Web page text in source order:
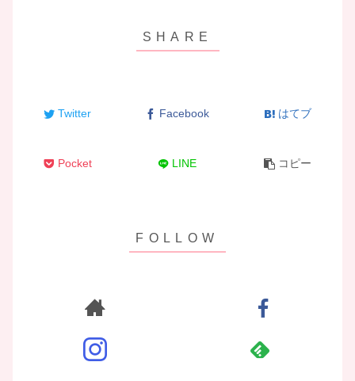
Twitter Facebook はてブ
Pocket LINE コピー